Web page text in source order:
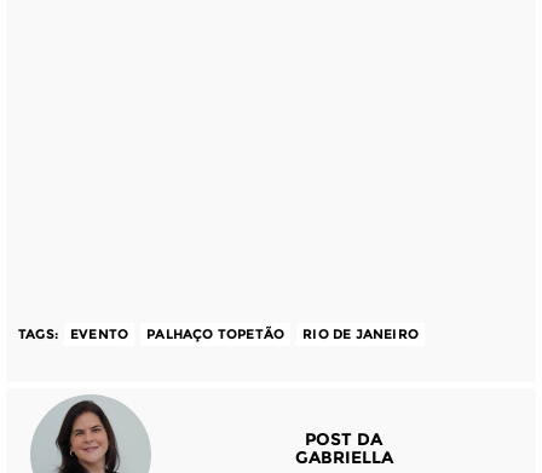
TAGS: EVENTO PALHAÇO TOPETÃO RIO DE JANEIRO
POST DA
GABRIELLA